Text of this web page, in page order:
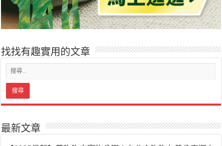
找找有趣實用的文章
最新文章